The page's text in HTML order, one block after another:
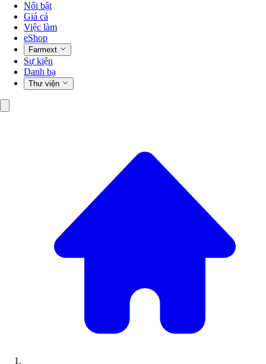
Nổi bật
Giá cả
Việc làm
eShop
Farmext
Sự kiện
Danh bạ
Thư viện